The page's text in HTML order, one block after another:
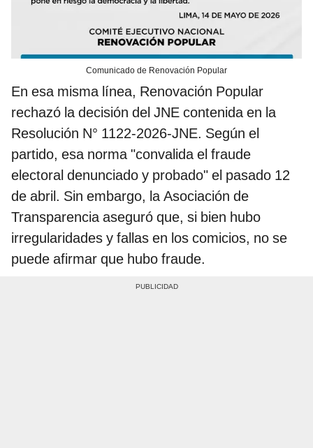
Comunicado de Renovación Popular
En esa misma línea, Renovación Popular
rechazó la decisión del JNE contenida en la
Resolución N° 1122-2026-JNE. Según el
partido, esa norma "convalida el fraude
electoral denunciado y probado" el pasado 12
de abril. Sin embargo, la Asociación de
Transparencia aseguró que, si bien hubo
irregularidades y fallas en los comicios, no se
puede afirmar que hubo fraude.